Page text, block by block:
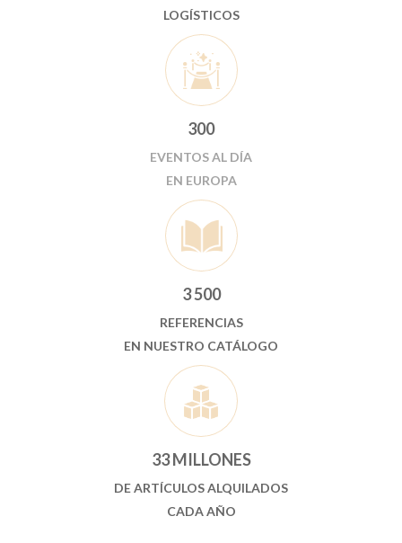
LOGÍSTICOS
300
EVENTOS AL DÍA
EN EUROPA
3 500
REFERENCIAS
EN NUESTRO CATÁLOGO
33 MILLONES
DE ARTÍCULOS ALQUILADOS
CADA AÑO